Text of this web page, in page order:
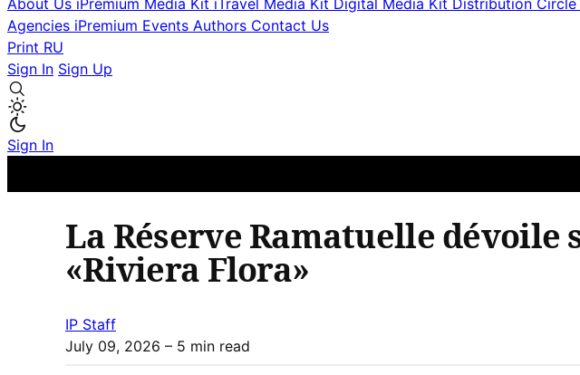
About Us iPremium Media Kit iTravel Media Kit Digital Media Kit Distribution Circle
Agencies iPremium Events Authors Contact Us
Print RU
Sign In Sign Up
Sign In
La Réserve Ramatuelle
«Riviera Flora»
IP Staff
July 09, 2026 – 5 min read